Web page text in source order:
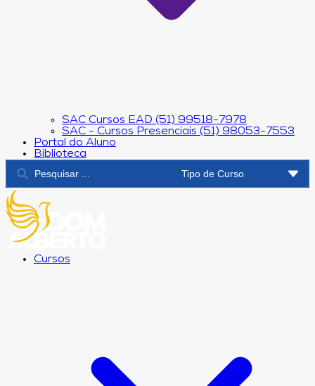
SAC Cursos EAD (51) 99518-7978
SAC - Cursos Presenciais (51) 98053-7553
Portal do Aluno
Biblioteca
Cursos